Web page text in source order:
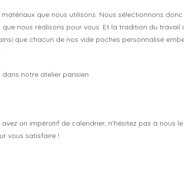
que nous utilisons. Nous sélectionnons
nous réalisons pour vous. Et la tradition du travail
que chacun de nos vide poches personnalisé
notre atelier parisien.
un impératif de calendrier, n’hésitez pas à nous
vous satisfaire !